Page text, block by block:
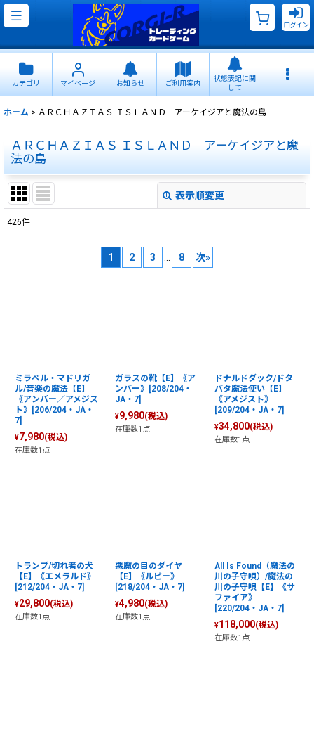
ログイン
カテゴリ マイページ お知らせ ご利用案内
状態表記に関
して
ホーム > ＡＲＣＨＡＺＩＡＳ ＩＳＬＡＮＤ アーケイジアと魔法の島
ＡＲＣＨＡＺＩＡＳ ＩＳＬＡＮＤ アーケイジアと魔
法の島
表示順変更
426件
1 2 3 8 次»
ミラベル・マドリガ
ル/音楽の魔法【E】
《アンバー／アメジス
ト》[206/204・JA・
7]
¥7,980(税込)
在庫数1点
ガラスの靴【E】《ア
ンバー》[208/204・
JA・7]
¥9,980(税込)
在庫数1点
ドナルドダック/ドタ
バタ魔法使い【E】
《アメジスト》
[209/204・JA・7]
¥34,800(税込)
在庫数1点
トランプ/切れ者の犬
【E】《エメラルド》
[212/204・JA・7]
¥29,800(税込)
在庫数1点
悪魔の目のダイヤ
【E】《ルビー》
[218/204・JA・7]
¥4,980(税込)
在庫数1点
All Is Found（魔法の
川の子守唄）/魔法の
川の子守唄【E】《サ
ファイア》
[220/204・JA・7]
¥118,000(税込)
在庫数1点